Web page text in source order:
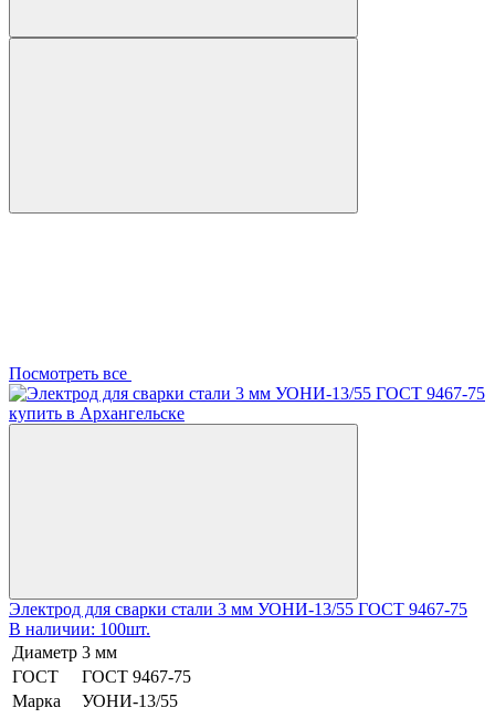
Посмотреть все
Электрод для сварки стали 3 мм УОНИ-13/55 ГОСТ 9467-75
В наличии: 100шт.
Диаметр 3 мм
ГОСТ
ГОСТ 9467-75
Марка
УОНИ-13/55